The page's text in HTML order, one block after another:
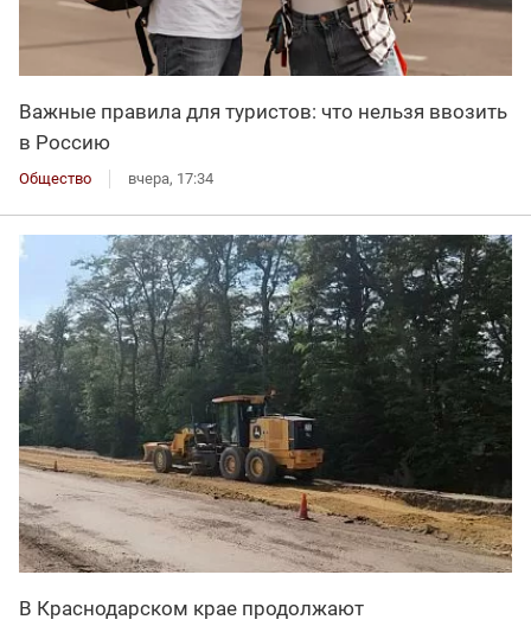
Важные правила для туристов: что нельзя ввозить
в Россию
Общество вчера, 17:34
В Краснодарском крае продолжают